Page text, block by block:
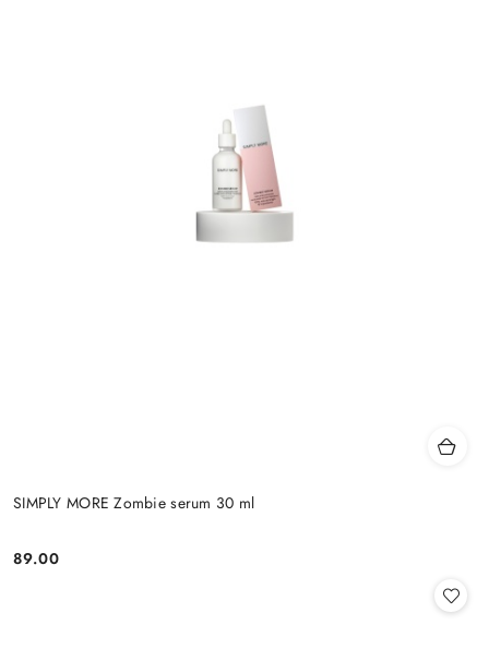
SIMPLY MORE Zombie serum 30 ml
Cena:
89.00